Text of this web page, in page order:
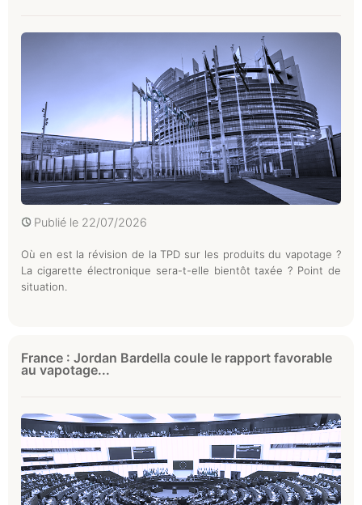
Publié le 22/07/2026
Où en est la révision de la TPD sur les produits du vapotage ?
La cigarette électronique sera-t-elle bientôt taxée ? Point de
situation.
France : Jordan Bardella coule le rapport favorable
au vapotage...